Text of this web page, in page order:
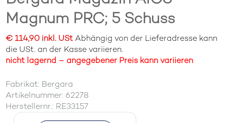
Magnum PRC; 5 Schuss
€ 114,90 inkl. UStAbhängig von der Lieferadresse kann
die USt. an der Kasse variieren.
nicht lagernd – angegebener Preis kann variieren
Fabrikat: Bergara
Artikelnummer: 62278
Herstellernr.: RE33157